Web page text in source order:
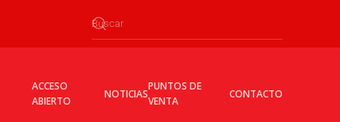
ACCESO
ABIERTO
NOTICIAS
PUNTOS DE
VENTA
CONTACTO